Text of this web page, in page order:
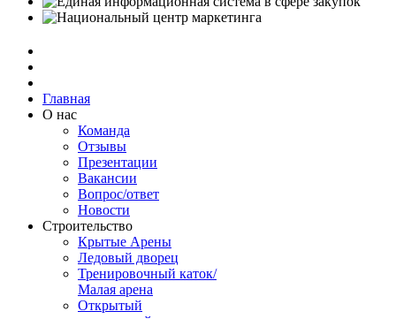
Главная
О нас
Команда
Отзывы
Презентации
Вакансии
Вопрос/ответ
Новости
Строительство
Крытые Арены
Ледовый дворец
Тренировочный каток/
Малая арена
Открытый